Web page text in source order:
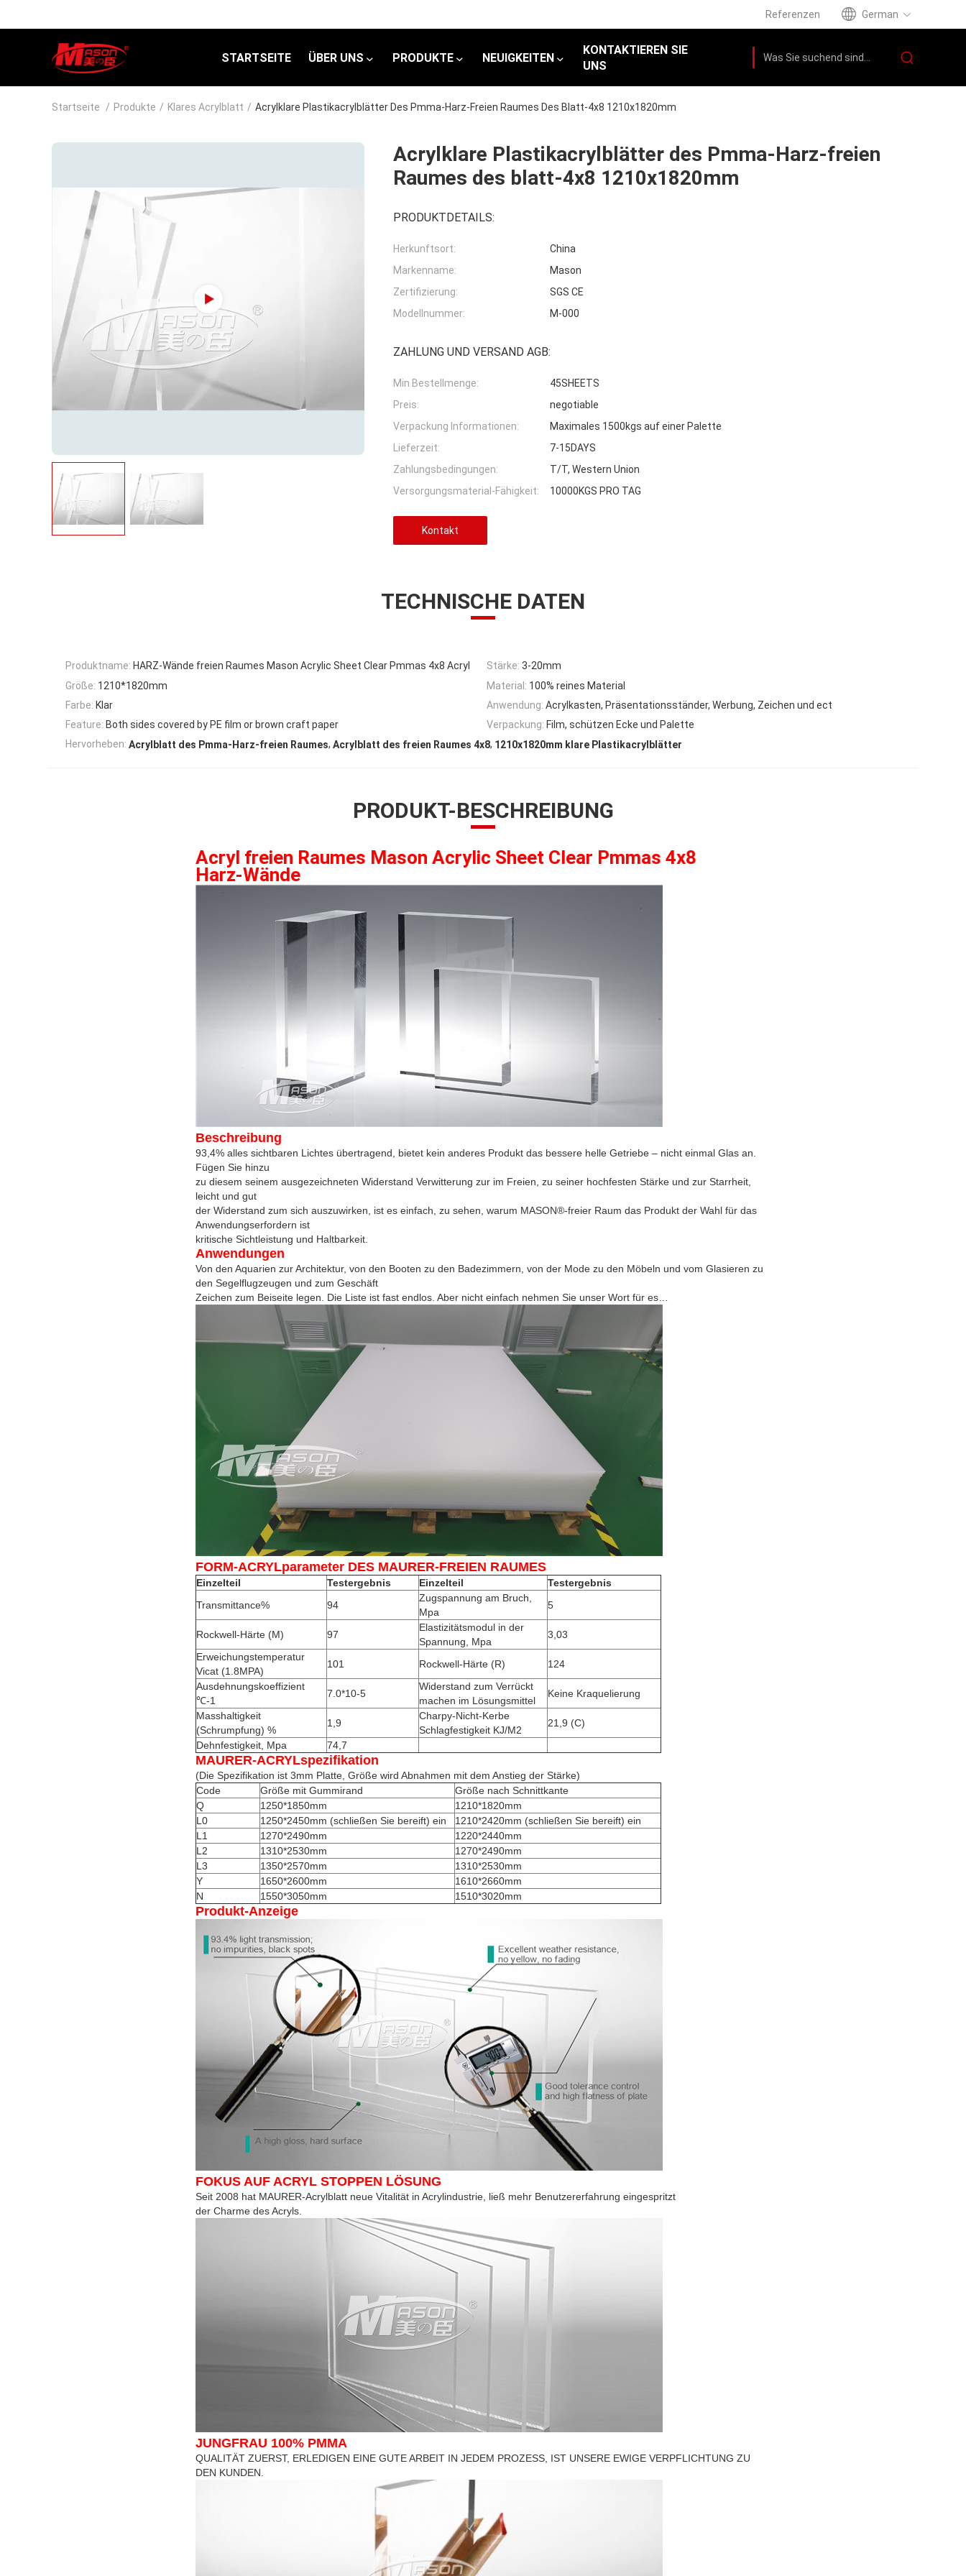
Referenzen German
STARTSEITE ÜBER UNS PRODUKTE NEUIGKEITEN
KONTAKTIEREN SIE
UNS
Startseite / Produkte / Klares Acrylblatt / Acrylklare Plastikacrylblätter Des Pmma-Harz-Freien Raumes Des Blatt-4x8 1210x1820mm
Acrylklare Plastikacrylblätter des Pmma-Harz-freien
Raumes des blatt-4x8 1210x1820mm
PRODUKTDETAILS:
Herkunftsort:
China
Markenname:
Mason
Zertifizierung:
SGS CE
Modellnummer:
M-000
ZAHLUNG UND VERSAND AGB:
Min Bestellmenge:
45SHEETS
Preis:
negotiable
Verpackung Informationen:
Maximales 1500kgs auf einer Palette
Lieferzeit:
7-15DAYS
Zahlungsbedingungen:
T/T, Western Union
Versorgungsmaterial-Fähigkeit:
10000KGS PRO TAG
Kontakt
TECHNISCHE DATEN
Produktname: HARZ-Wände freien Raumes Mason Acrylic Sheet Clear Pmmas 4x8 Acryl Stärke: 3-20mm
Größe: 1210*1820mm Material: 100% reines Material
Farbe: Klar Anwendung: Acrylkasten, Präsentationsständer, Werbung, Zeichen und ect
Feature: Both sides covered by PE film or brown craft paper Verpackung: Film, schützen Ecke und Palette
Hervorheben: Acrylblatt des Pmma-Harz-freien Raumes, Acrylblatt des freien Raumes 4x8, 1210x1820mm klare Plastikacrylblätter
PRODUKT-BESCHREIBUNG
Acryl freien Raumes Mason Acrylic Sheet Clear Pmmas 4x8
Harz-Wände
Beschreibung
93,4% alles sichtbaren Lichtes übertragend, bietet kein anderes Produkt das bessere helle Getriebe – nicht einmal Glas an.
Fügen Sie hinzu
zu diesem seinem ausgezeichneten Widerstand Verwitterung zur im Freien, zu seiner hochfesten Stärke und zur Starrheit,
leicht und gut
der Widerstand zum sich auszuwirken, ist es einfach, zu sehen, warum MASON®-freier Raum das Produkt der Wahl für das
Anwendungserfordern ist
kritische Sichtleistung und Haltbarkeit.
Anwendungen
Von den Aquarien zur Architektur, von den Booten zu den Badezimmern, von der Mode zu den Möbeln und vom Glasieren zu
den Segelflugzeugen und zum Geschäft
Zeichen zum Beiseite legen. Die Liste ist fast endlos. Aber nicht einfach nehmen Sie unser Wort für es…
FORM-ACRYLparameter DES MAURER-FREIEN RAUMES
Einzelteil Testergebnis Einzelteil
Testergebnis
Transmittance%
94
Zugspannung am Bruch,
Mpa
5
Rockwell-Härte (M) 97
Elastizitätsmodul in der
Spannung, Mpa
3,03
Erweichungstemperatur
Vicat (1.8MPA)
101 Rockwell-Härte (R)
124
Ausdehnungskoeffizient
℃-1
7.0*10-5
Widerstand zum Verrückt
machen im Lösungsmittel
Keine Kraquelierung
Masshaltigkeit
(Schrumpfung) %
1,9
Charpy-Nicht-Kerbe
Schlagfestigkeit KJ/M2
21,9 (C)
Dehnfestigkeit, Mpa
74,7
MAURER-ACRYLspezifikation
(Die Spezifikation ist 3mm Platte, Größe wird Abnahmen mit dem Anstieg der Stärke)
Code
Größe mit Gummirand
Größe nach Schnittkante
Q
1250*1850mm
1210*1820mm
L0
1250*2450mm (schließen Sie bereift) ein
1210*2420mm (schließen Sie bereift) ein
L1
1270*2490mm
1220*2440mm
L2
1310*2530mm
1270*2490mm
L3
1350*2570mm
1310*2530mm
Y
1650*2600mm
1610*2660mm
N
1550*3050mm 1510*3020mm
Produkt-Anzeige
FOKUS AUF ACRYL STOPPEN LÖSUNG
Seit 2008 hat MAURER-Acrylblatt neue Vitalität in Acrylindustrie, ließ mehr Benutzererfahrung eingespritzt
der Charme des Acryls.
JUNGFRAU 100% PMMA
QUALITÄT ZUERST, ERLEDIGEN EINE GUTE ARBEIT IN JEDEM PROZESS, IST UNSERE EWIGE VERPFLICHTUNG ZU
DEN KUNDEN.